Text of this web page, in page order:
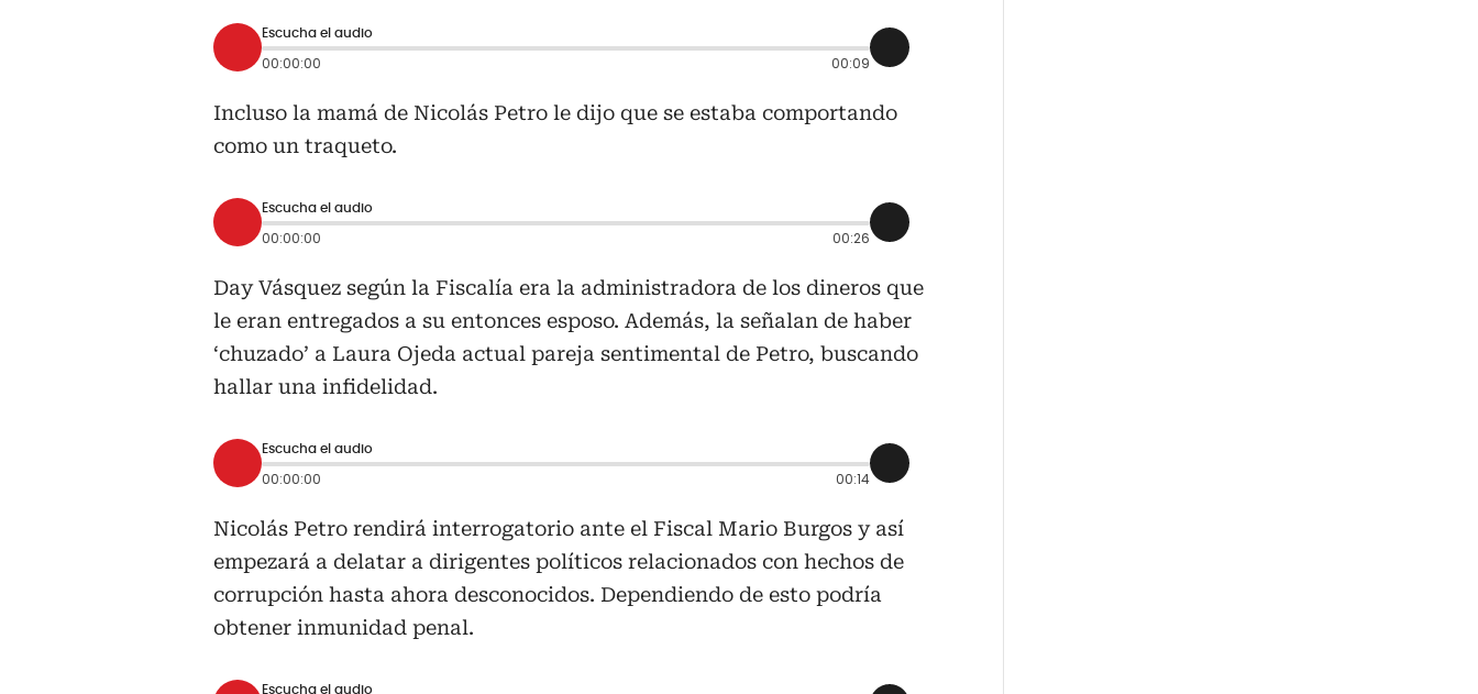
Escucha el audio
00:00:00 00:09
Incluso la mamá de Nicolás Petro le dijo que se estaba comportando
como un traqueto.
Escucha el audio
00:00:00 00:26
Day Vásquez según la Fiscalía era la administradora de los dineros que
le eran entregados a su entonces esposo. Además, la señalan de haber
‘chuzado’ a Laura Ojeda actual pareja sentimental de Petro, buscando
hallar una infidelidad.
Escucha el audio
00:00:00 00:14
Nicolás Petro rendirá interrogatorio ante el Fiscal Mario Burgos y así
empezará a delatar a dirigentes políticos relacionados con hechos de
corrupción hasta ahora desconocidos. Dependiendo de esto podría
obtener inmunidad penal.
Escucha el audio